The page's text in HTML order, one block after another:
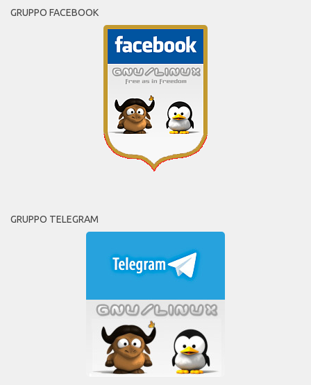
GRUPPO FACEBOOK
GRUPPO TELEGRAM